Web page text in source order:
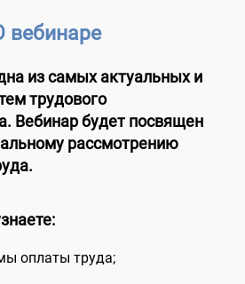
вебинаре
из самых актуальных и
трудового
Вебинар будет посвящен
рассмотрению
оплаты труда;